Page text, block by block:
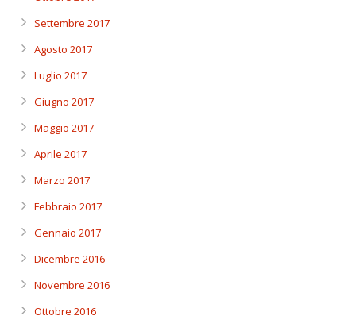
Settembre 2017
Agosto 2017
Luglio 2017
Giugno 2017
Maggio 2017
Aprile 2017
Marzo 2017
Febbraio 2017
Gennaio 2017
Dicembre 2016
Novembre 2016
Ottobre 2016